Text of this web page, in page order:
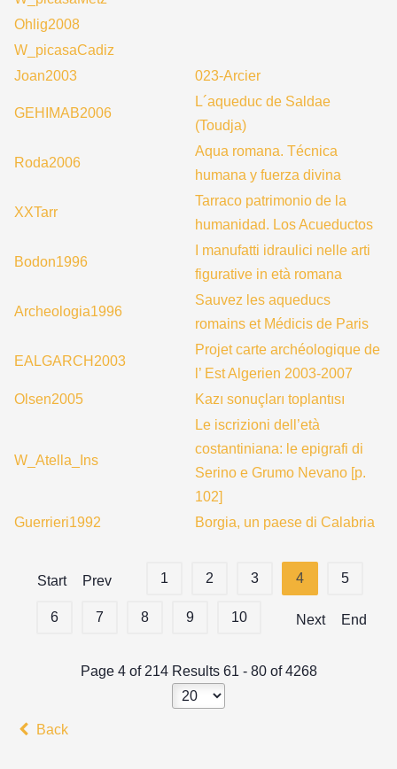
Ohlig2008
W_picasaCadiz
Joan2003
023-Arcier
GEHIMAB2006
L´aqueduc de Saldae
(Toudja)
Roda2006
Aqua romana. Técnica
humana y fuerza divina
XXTarr
Tarraco patrimonio de la
humanidad. Los Acueductos
Bodon1996
I manufatti idraulici nelle arti
figurative in età romana
Archeologia1996
Sauvez les aqueducs
romains et Médicis de Paris
EALGARCH2003
Projet carte archéologique de
l’ Est Algerien 2003-2007
Olsen2005
Kazı sonuçları toplantısı
W_Atella_Ins
Le iscrizioni dell’età
costantiniana: le epigrafi di
Serino e Grumo Nevano [p.
102]
Guerrieri1992
Borgia, un paese di Calabria
Start Prev 1 2 3 4 5
6 7 8 9 10 Next End
Page 4 of 214 Results 61 - 80 of 4268
Back